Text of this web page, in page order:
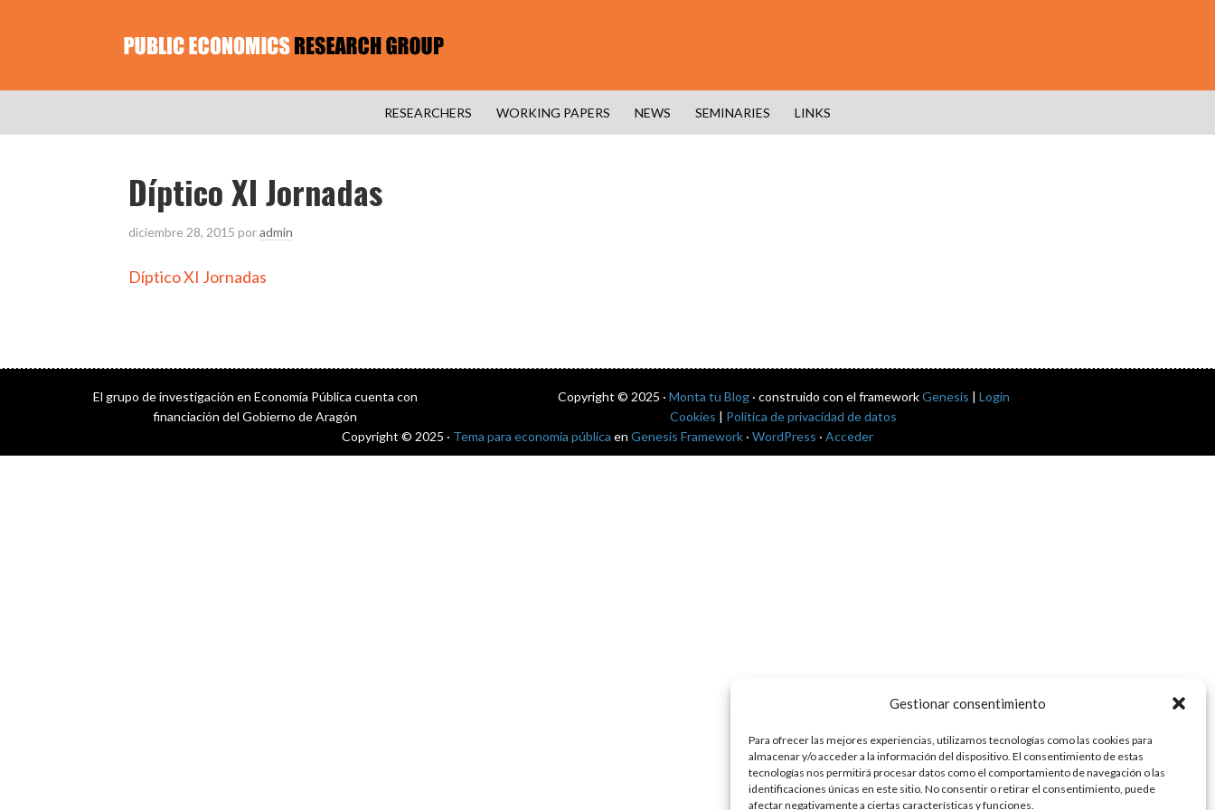
Gestionar consentimiento
Para ofrecer las mejores experiencias, utilizamos tecnologías como las cookies para
almacenar y/o acceder a la información del dispositivo. El consentimiento de estas
tecnologías nos permitirá procesar datos como el comportamiento de navegación o las
identificaciones únicas en este sitio. No consentir o retirar el consentimiento, puede
afectar negativamente a ciertas características y funciones.
RESEARCHERS WORKING PAPERS NEWS SEMINARIES LINKS
Díptico XI Jornadas
diciembre 28, 2015 poradmin
Díptico XI Jornadas
El grupo de investigación en Economía Pública cuenta con
financiación del Gobierno de Aragón
Copyright © 2025 · Monta tu Blog· construido con el frameworkGenesis | Login
Cookies | Política de privacidad de datos
Copyright © 2025 · Tema para economía pública en Genesis Framework · WordPress · Acceder